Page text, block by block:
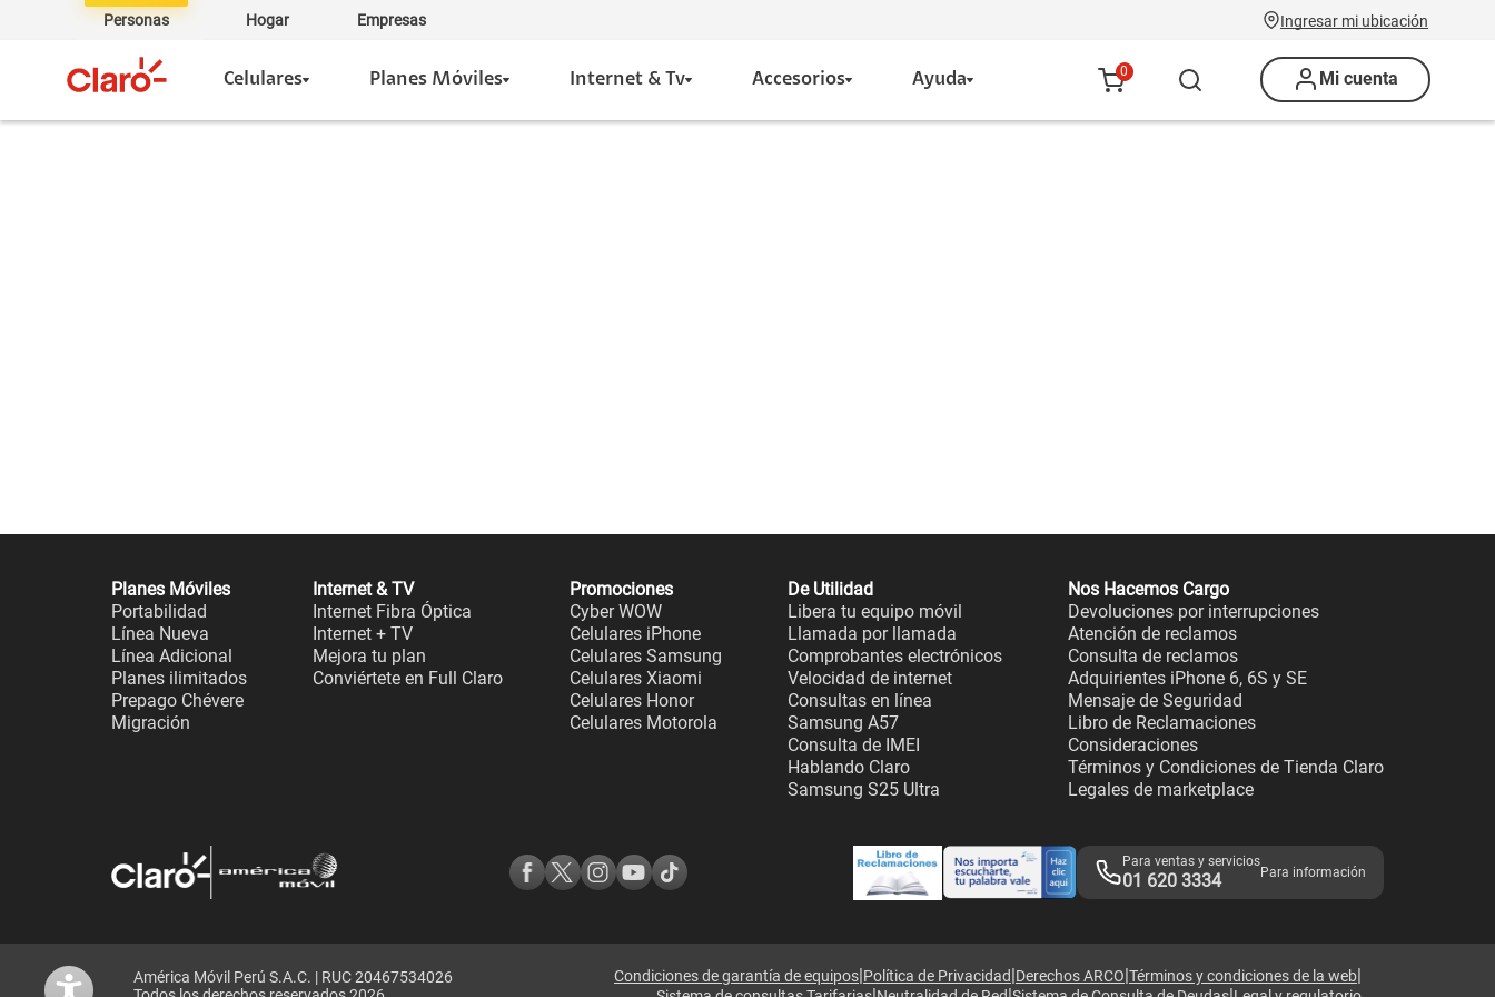
Personas Hogar Empresas Ingresar mi ubicación
Celulares Planes Móviles Internet & Tv Accesorios Ayuda 0 Mi cuenta
Planes Móviles
Portabilidad
Línea Nueva
Línea Adicional
Planes ilimitados
Prepago Chévere
Migración
Internet & TV
Internet Fibra Óptica
Internet + TV
Mejora tu plan
Conviértete en Full Claro
Promociones
Cyber WOW
Celulares iPhone
Celulares Samsung
Celulares Xiaomi
Celulares Honor
Celulares Motorola
De Utilidad
Libera tu equipo móvil
Llamada por llamada
Comprobantes electrónicos
Velocidad de internet
Consultas en línea
Samsung A57
Consulta de IMEI
Hablando Claro
Samsung S25 Ultra
Nos Hacemos Cargo
Devoluciones por interrupciones
Atención de reclamos
Consulta de reclamos
Adquirientes iPhone 6, 6S y SE
Mensaje de Seguridad
Libro de Reclamaciones
Consideraciones
Términos y Condiciones de Tienda Claro
Legales de marketplace
Para ventas y servicios
01 620 3334 Para información
América Móvil Perú S.A.C. | RUC 20467534026
Condiciones de garantía de equipos|Política de Privacidad|Derechos ARCO|Términos y condiciones de la web|